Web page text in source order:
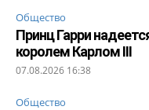
Общество
Принц Гарри
королем Карлом III
07.08.2026 16:38
Общество